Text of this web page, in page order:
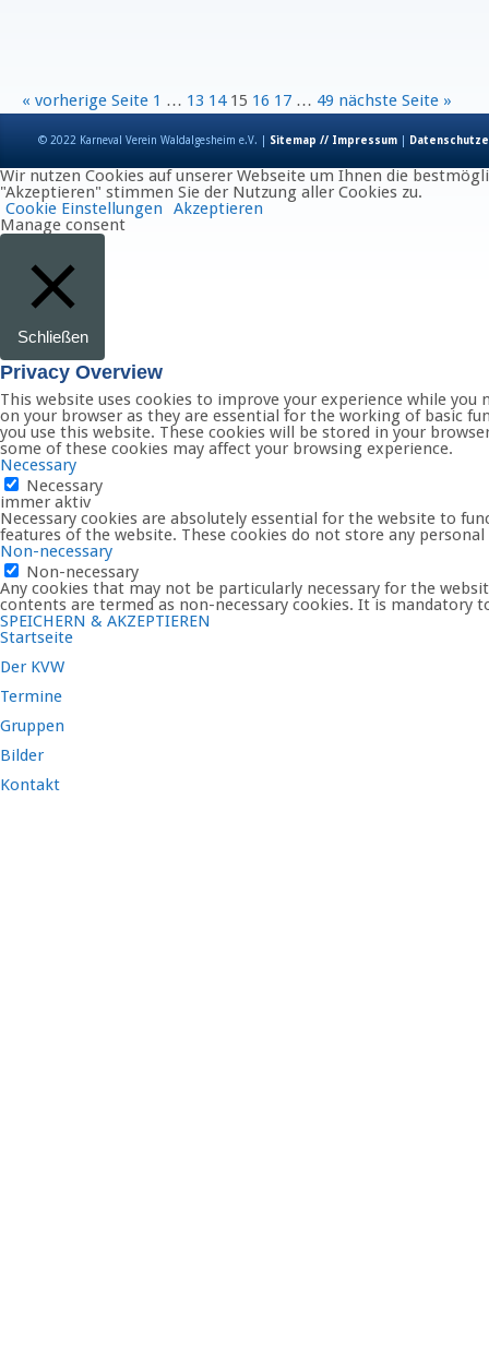
« vorherige Seite 1 … 13 14 15 16 17 … 49 nächste Seite »
© 2022 Karneval Verein Waldalgesheim e.V. | Sitemap // Impressum
Wir nutzen Cookies auf unserer Webseite um Ihnen die
"Akzeptieren" stimmen Sie der Nutzung aller Cookies zu.
Cookie Einstellungen
Akzeptieren
Manage consent
Schließen
Privacy Overview
This website uses cookies to improve your experience while
on your browser as they are essential for the working of basic
you use this website. These cookies will be stored in your
some of these cookies may affect your browsing experience.
Necessary
Necessary
immer aktiv
Necessary cookies are absolutely essential for the website to
features of the website. These cookies do not store any
Non-necessary
Non-necessary
Any cookies that may not be particularly necessary for the
contents are termed as non-necessary cookies. It is
SPEICHERN & AKZEPTIEREN
Startseite
Der KVW
Termine
Gruppen
Bilder
Kontakt